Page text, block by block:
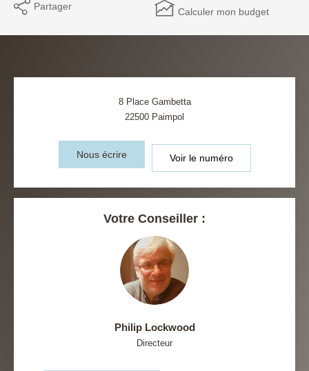
Partager Calculer mon budget
8 Place Gambetta
22500 Paimpol
Nous écrire Voir le numéro
Votre Conseiller :
Philip Lockwood
Directeur